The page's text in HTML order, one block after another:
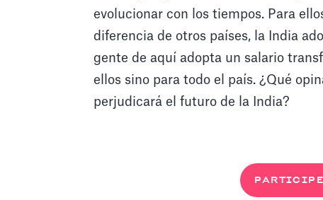
evolucionar con los tiempos. Para
diferencia de otros países, la India
gente de aquí adopta un salario
ellos sino para todo el país. ¿Qué
perjudicará el futuro de la India?